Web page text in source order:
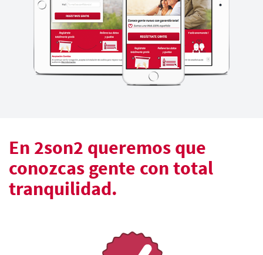
En 2son2 queremos que
conozcas gente con total
tranquilidad.